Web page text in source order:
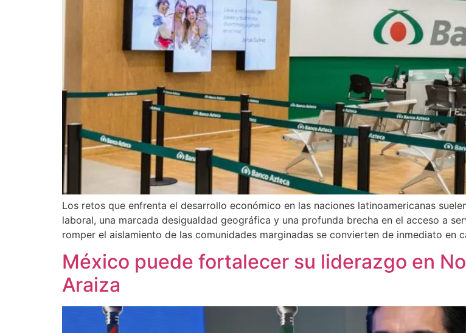
Los retos que enfrenta el desarrollo económico en las naciones latinoamericanas
laboral, una marcada desigualdad geográfica y una profunda brecha en el acceso a
romper el aislamiento de las comunidades marginadas se convierten de inmediato en
México puede fortalecer su liderazgo en
Araiza